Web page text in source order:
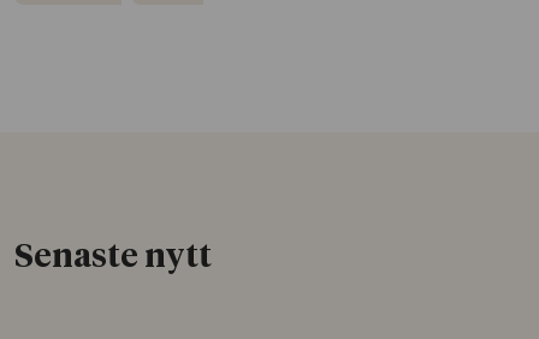
Senaste nytt